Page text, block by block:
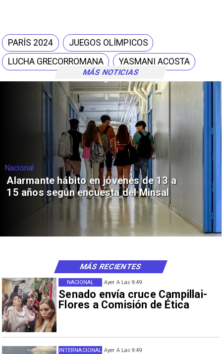
MÁS NOTICIAS
PARÍS 2024
JUEGOS OLÍMPICOS
LUCHA GRECORROMANA
YASMANI ACOSTA
Nacional
Alarmante hábito en jóvenes de 13 a
15 años según encuesta del Minsal
Ayer A Las 9:49
Senado envía cruce Campillai-
Flores a Comisión de Ética
NACIONAL
Ayer A Las 9:49
INTERNACIONAL
MÁS RECIENTES